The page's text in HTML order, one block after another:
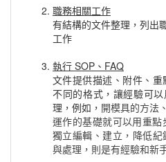
職務相關工作
有結構的文件整理，列出
工作
執行 SOP、FAQ
文件提供描述、附件、
不同的格式，讓經驗可
理，例如， 開模具的方法
運作的基礎就可以用重
獨立編輯、建立，降低
與處理，則是有經驗和新